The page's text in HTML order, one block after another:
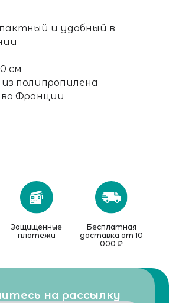
и удобный в
см
полипропилена
во Франции
Защищенные
платежи
Бесплатная
доставка от 10
000 ₽
на рассылку